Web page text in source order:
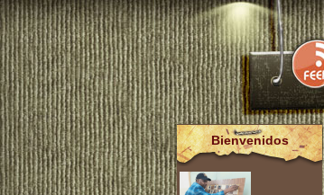
Bienvenidos